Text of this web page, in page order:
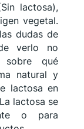
lactosa),
vegetal.
dudas de
verlo no
sobre qué
natural y
lactosa en
lactosa se
o para